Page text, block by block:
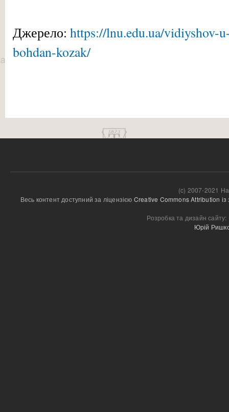
Джерело: https://lnu.edu.ua/vidiyshov-
bohdan-kozak/
(c) 2007-2021
Весь контент доступний за ліцензією Creative Commons Attribution
Розробка та дизайн сайту:
Юрій